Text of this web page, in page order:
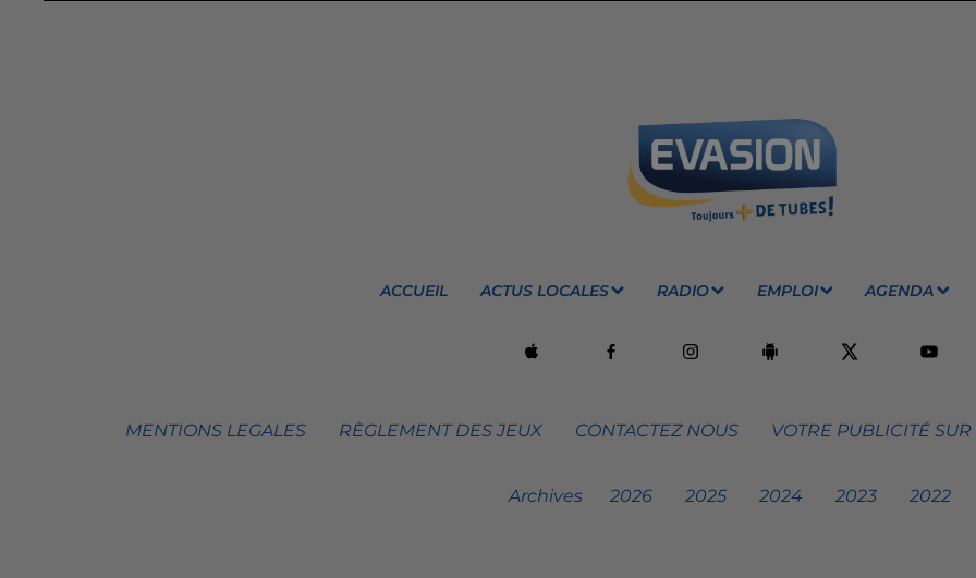
ACCUEIL ACTUS LOCALES RADIO EMPLOI AGENDA
MENTIONS LEGALES RÈGLEMENT DES JEUX CONTACTEZ NOUS VOTRE PUBLICITÉ
Archives 2026 2025 2024 2023 2022